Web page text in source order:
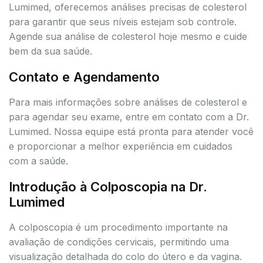
Lumimed, oferecemos análises precisas de colesterol
para garantir que seus níveis estejam sob controle.
Agende sua análise de colesterol hoje mesmo e cuide
bem da sua saúde.
Contato e Agendamento
Para mais informações sobre análises de colesterol e
para agendar seu exame, entre em contato com a Dr.
Lumimed. Nossa equipe está pronta para atender você
e proporcionar a melhor experiência em cuidados
com a saúde.
Introdução à Colposcopia na Dr.
Lumimed
A colposcopia é um procedimento importante na
avaliação de condições cervicais, permitindo uma
visualização detalhada do colo do útero e da vagina.